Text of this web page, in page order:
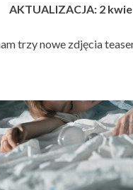
AKTUALIZACJA: 2
trzy nowe zdjęcia